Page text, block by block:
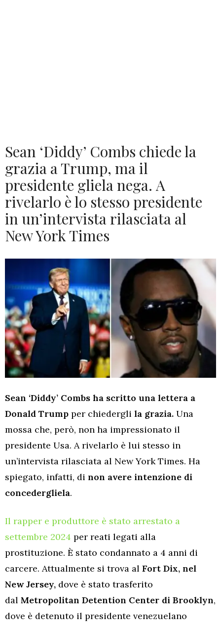
Sean ‘Diddy’ Combs chiede la
grazia a Trump, ma il
presidente gliela nega. A
rivelarlo è lo stesso presidente
in un’intervista rilasciata al
New York Times
Sean ‘Diddy’ Combs ha scritto una lettera a
Donald Trump per chiedergli la grazia. Una
mossa che, però, non ha impressionato il
presidente Usa. A rivelarlo è lui stesso in
un’intervista rilasciata al New York Times. Ha
spiegato, infatti, di non avere intenzione di
concedergliela.
Il rapper e produttore è stato arrestato a
settembre 2024 per reati legati alla
prostituzione. È stato condannato a 4 anni di
carcere. Attualmente si trova al Fort Dix, nel
New Jersey, dove è stato trasferito
dal Metropolitan Detention Center di Brooklyn,
dove è detenuto il presidente venezuelano